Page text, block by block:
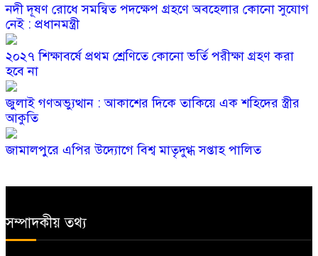
নদী দূষণ রোধে সমন্বিত পদক্ষেপ গ্রহণে অবহেলার কোনো সুযোগ
নেই : প্রধানমন্ত্রী
২০২৭ শিক্ষাবর্ষে প্রথম শ্রেণিতে কোনো ভর্তি পরীক্ষা গ্রহণ করা
হবে না
জুলাই গণঅভ্যুত্থান : আকাশের দিকে তাকিয়ে এক শহিদের স্ত্রীর
আকুতি
জামালপুরে এপির উদ্যোগে বিশ্ব মাতৃদুগ্ধ সপ্তাহ পালিত
সম্পাদকীয় তথ্য